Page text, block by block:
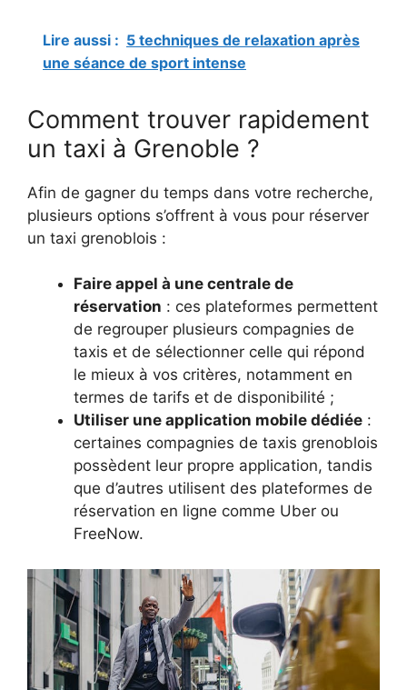
Lire aussi : 5 techniques de relaxation après
une séance de sport intense
Comment trouver rapidement
un taxi à Grenoble ?
Afin de gagner du temps dans votre recherche,
plusieurs options s’offrent à vous pour réserver
un taxi grenoblois :
Faire appel à une centrale de
réservation : ces plateformes permettent
de regrouper plusieurs compagnies de
taxis et de sélectionner celle qui répond
le mieux à vos critères, notamment en
termes de tarifs et de disponibilité ;
Utiliser une application mobile dédiée :
certaines compagnies de taxis grenoblois
possèdent leur propre application, tandis
que d’autres utilisent des plateformes de
réservation en ligne comme Uber ou
FreeNow.